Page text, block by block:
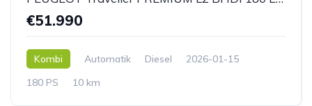
€51.990
Kombi Automatik Diesel
2026-01-15
180 PS
10 km